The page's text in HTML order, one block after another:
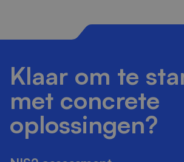
Klaar om te
met concrete
oplossingen?